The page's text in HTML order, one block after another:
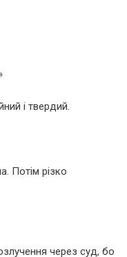
і твердий.
Потім різко
через суд, бо